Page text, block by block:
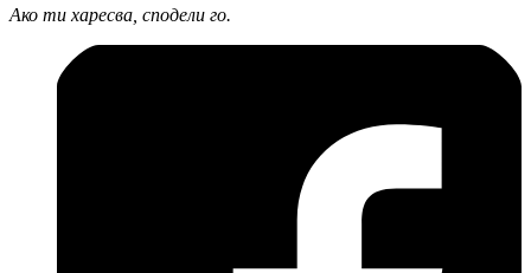
Ако ти харесва, сподели го.